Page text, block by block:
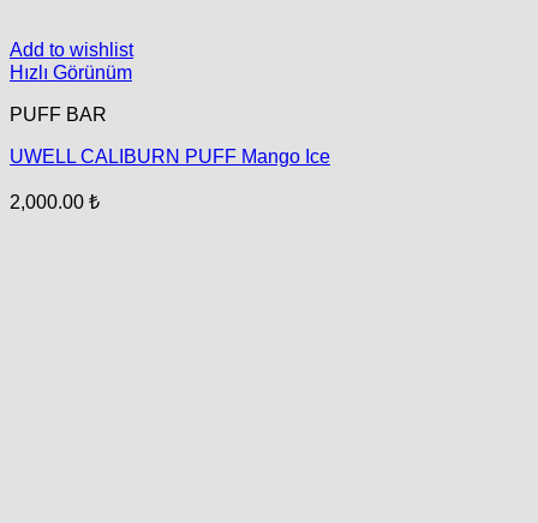
Add to wishlist
Hızlı Görünüm
PUFF BAR
UWELL CALIBURN PUFF Mango Ice
2,000.00 ₺